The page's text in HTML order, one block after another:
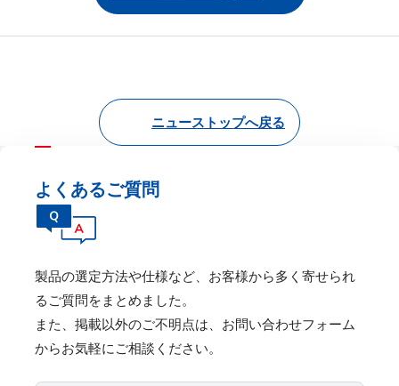
ニューストップへ戻る
よくあるご質問
製品の選定⽅法や仕様など、お客様から多く寄せられ
るご質問をまとめました。
また、掲載以外のご不明点は、お問い合わせフォーム
からお気軽にご相談ください。